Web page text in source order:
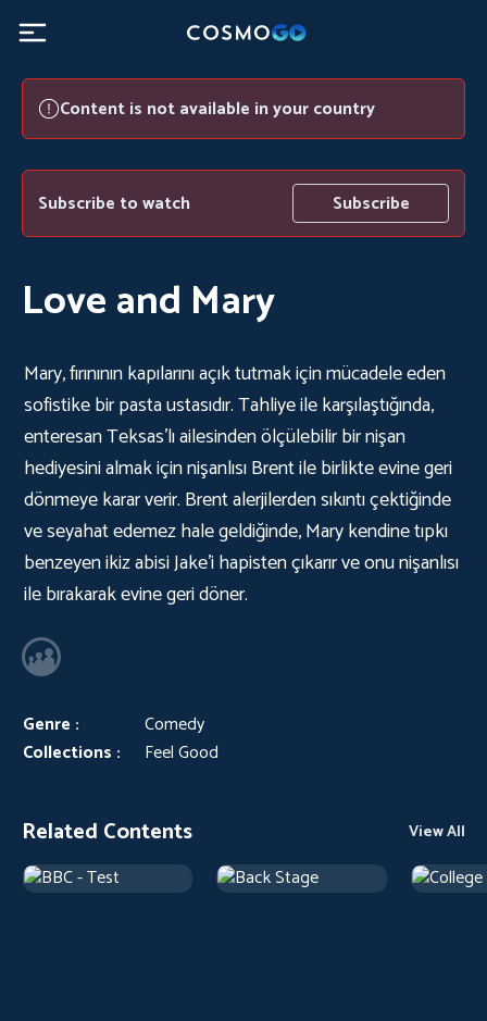
Content is not available in your country
Subscribe to watch Subscribe
Love and Mary
Mary, fırınının kapılarını açık tutmak için mücadele eden
sofistike bir pasta ustasıdır. Tahliye ile karşılaştığında,
enteresan Teksas’lı ailesinden ölçülebilir bir nişan
hediyesini almak için nişanlısı Brent ile birlikte evine geri
dönmeye karar verir. Brent alerjilerden sıkıntı çektiğinde
ve seyahat edemez hale geldiğinde, Mary kendine tıpkı
benzeyen ikiz abisi Jake’i hapisten çıkarır ve onu nişanlısı
ile bırakarak evine geri döner.
Genre :
Comedy
Collections :
Feel Good
Related Contents View All